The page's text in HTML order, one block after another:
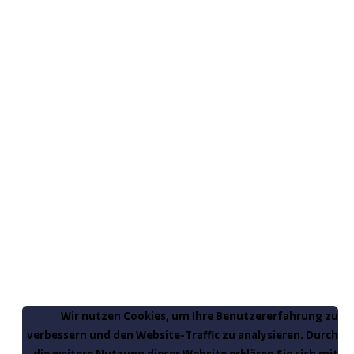
Wir nutzen Cookies, um Ihre Benutzererfahrung zu
verbessern und den Website-Traffic zu analysieren. Durch